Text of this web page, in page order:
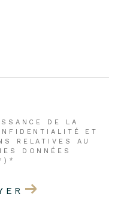
DE LA
ET
RELATIVES AU
DONNÉES